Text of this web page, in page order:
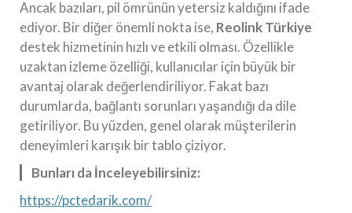
Ancak bazıları, pil ömrünün yetersiz kaldığını ifade
ediyor. Bir diğer önemli nokta ise, Reolink Türkiye
destek hizmetinin hızlı ve etkili olması. Özellikle
uzaktan izleme özelliği, kullanıcılar için büyük bir
avantaj olarak değerlendiriliyor. Fakat bazı
durumlarda, bağlantı sorunları yaşandığı da dile
getiriliyor. Bu yüzden, genel olarak müşterilerin
deneyimleri karışık bir tablo çiziyor.
Bunları da İnceleyebilirsiniz:
https://pctedarik.com/